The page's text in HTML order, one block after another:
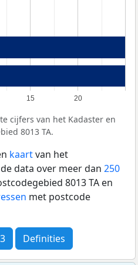
15 20
cijfers van het Kadaster en
8013 TA.
kaartvan het
data over meer dan 250
8013 TA en
met postcode
Definities